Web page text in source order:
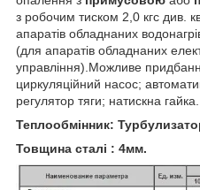
з робочим тиском 2,0 кгс див.
апаратів обладнаних
(для апаратів обладнаних
управління).Можливе
циркуляційний насос;
регулятор тяги; натискна гайка.
Теплообмінник:
Товщина сталі : 4мм.